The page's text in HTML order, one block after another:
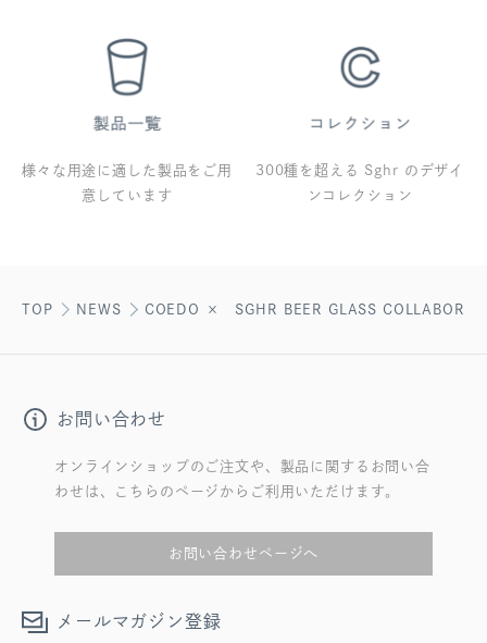
様々な用途に適した製品をご用
意しています
300種を超える Sghr のデザイ
ンコレクション
TOP NEWS COEDO × SGHR BEER GLASS
お問い合わせ
オンラインショップのご注文や、製品に関するお問い合
わせは、こちらのページからご利用いただけます。
お問い合わせページへ
メールマガジン登録